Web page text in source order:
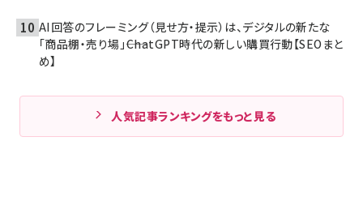
AI回答のフレーミング（見せ方・提示）は、デジタルの新たな
「商品棚・売り場」――ChatGPT時代の新しい購買行動【SEOまと
め】
人気記事ランキングをもっと見る